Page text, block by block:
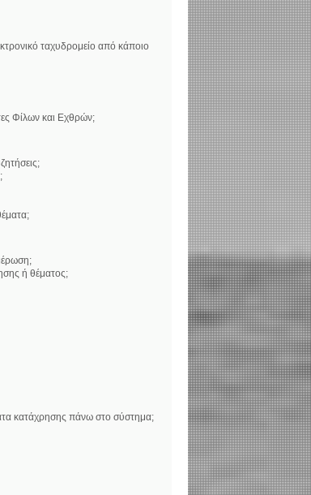
ταχυδρομείο από κάποιο
Φίλων και Εχθρών;
ή θέματος;
κατάχρησης πάνω στο σύστημα;